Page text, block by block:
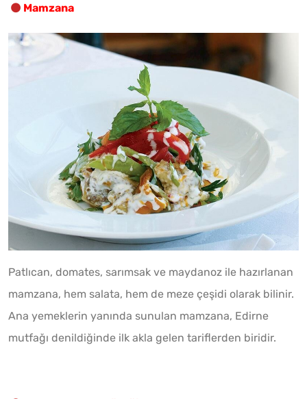
Mamzana
Patlıcan, domates, sarımsak ve maydanoz ile hazırlanan
mamzana, hem salata, hem de meze çeşidi olarak bilinir.
Ana yemeklerin yanında sunulan mamzana, Edirne
mutfağı denildiğinde ilk akla gelen tariflerden biridir.